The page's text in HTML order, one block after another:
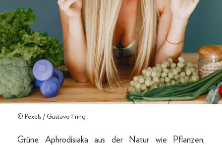
© Pexels / Gustavo Fring
Grüne Aphrodisiaka aus der Natur wie Pflanzen,